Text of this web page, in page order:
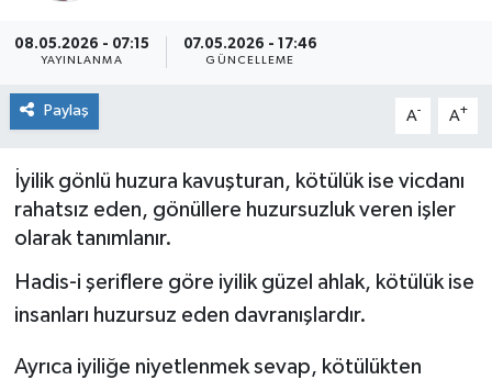
08.05.2026 - 07:15
YAYINLANMA
07.05.2026 - 17:46
GÜNCELLEME
Paylaş A- A+
İyilik gönlü huzura kavuşturan, kötülük ise vicdanı
rahatsız eden, gönüllere huzursuzluk veren işler
olarak tanımlanır.
Hadis-i şeriflere göre iyilik güzel ahlak, kötülük ise
insanları huzursuz eden davranışlardır.
Ayrıca iyiliğe niyetlenmek sevap, kötülükten
Sağlık
Spor
Haber Arşivi